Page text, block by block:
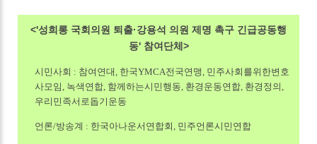
<'성희롱 국회의원 퇴출·강용석 의원 제명 촉구 긴급공동행
동' 참여단체>
시민사회 : 참여연대, 한국YMCA전국연맹, 민주사회를위한변호
사모임, 녹색연합, 함께하는시민행동, 환경운동연합, 환경정의,
우리민족서로돕기운동
언론/방송계 : 한국아나운서연합회, 민주언론시민연합